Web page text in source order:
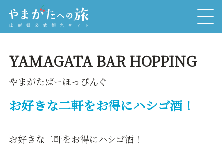
YAMAGATA BAR HOPPING
やまがたばーほっぴんぐ
お好きな二軒をお得にハシゴ酒！
お好きな二軒をお得にハシゴ酒！